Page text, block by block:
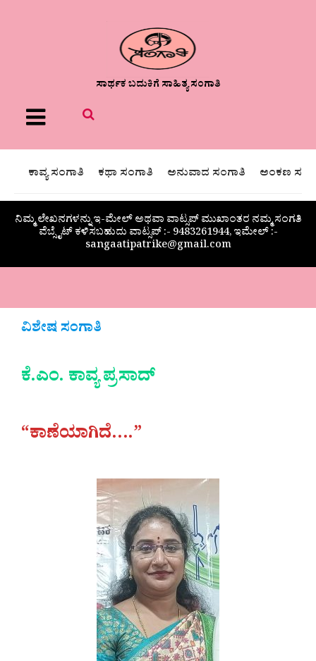
ಸಾರ್ಥಕ ಬದುಕಿಗೆ ಸಾಹಿತ್ಯ ಸಂಗಾತಿ
Menu
ಕಾವ್ಯ ಸಂಗಾತಿ ಕಥಾ ಸಂಗಾತಿ ಅನುವಾದ ಸಂಗಾತಿ ಅಂಕಣ
ನಿಮ್ಮ ಲೇಖನಗಳನ್ನು ಇ-ಮೇಲ್ ಅಥವಾ ವಾಟ್ಸಪ್ ಮುಖಾಂತರ ನಮ್ಮ ಸಂಗತಿ
ವೆಬ್ಸೈಟ್ ಕಳಿಸಬಹುದು ವಾಟ್ಸಪ್‌ :- 9483261944, ಇಮೇಲ್ :-
sangaatipatrike@gmail.com
ವಿಶೇಷ ಸಂಗಾತಿ
ಕೆ.ಎಂ. ಕಾವ್ಯ ಪ್ರಸಾದ್
“ಕಾಣೆಯಾಗಿದೆ….”